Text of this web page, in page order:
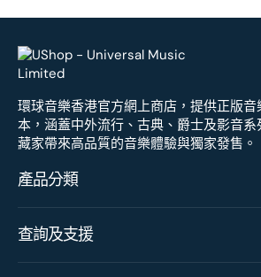
環球音樂香港官方網上商店，提供正版
本，涵蓋中外流行、古典、爵士及影音
藏家帶來高品質的音樂體驗與獨家發售。
產品分類
查詢及支援